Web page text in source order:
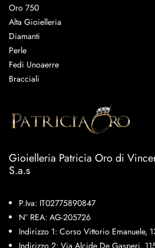
Gioielleria Patricia Oro di
S.a.s
P.Iva: IT02775890847
N° REA: AG-205726
Indirizzo 1: Corso Vittorio Emanuele,
Oro 750
Alta Gioielleria
Diamanti
Perle
Fedi Unoaerre
Bracciali